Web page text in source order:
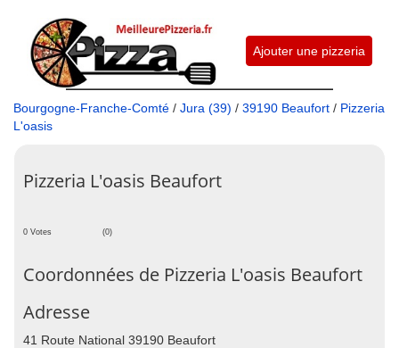
Ajouter une pizzeria
Bourgogne-Franche-Comté / Jura (39) / 39190 Beaufort / Pizzeria
L'oasis
Pizzeria L'oasis Beaufort
0 Votes (0)
Coordonnées de Pizzeria L'oasis Beaufort
Adresse
41 Route National 39190 Beaufort